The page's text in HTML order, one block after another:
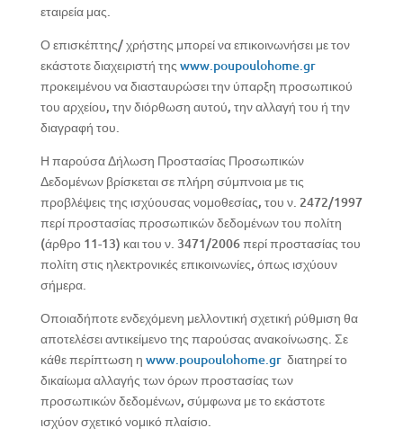
εταιρεία μας.
Ο επισκέπτης/ χρήστης μπορεί να επικοινωνήσει με τον
εκάστοτε διαχειριστή της www.poupoulohome.gr
προκειμένου να διασταυρώσει την ύπαρξη προσωπικού
του αρχείου, την διόρθωση αυτού, την αλλαγή του ή την
διαγραφή του.
Η παρούσα Δήλωση Προστασίας Προσωπικών
Δεδομένων βρίσκεται σε πλήρη σύμπνοια με τις
προβλέψεις της ισχύουσας νομοθεσίας, του ν. 2472/1997
περί προστασίας προσωπικών δεδομένων του πολίτη
(άρθρο 11-13) και του ν. 3471/2006 περί προστασίας του
πολίτη στις ηλεκτρονικές επικοινωνίες, όπως ισχύουν
σήμερα.
Οποιαδήποτε ενδεχόμενη μελλοντική σχετική ρύθμιση θα
αποτελέσει αντικείμενο της παρούσας ανακοίνωσης. Σε
κάθε περίπτωση η www.poupoulohome.grδιατηρεί το
δικαίωμα αλλαγής των όρων προστασίας των
προσωπικών δεδομένων, σύμφωνα με το εκάστοτε
ισχύον σχετικό νομικό πλαίσιο.